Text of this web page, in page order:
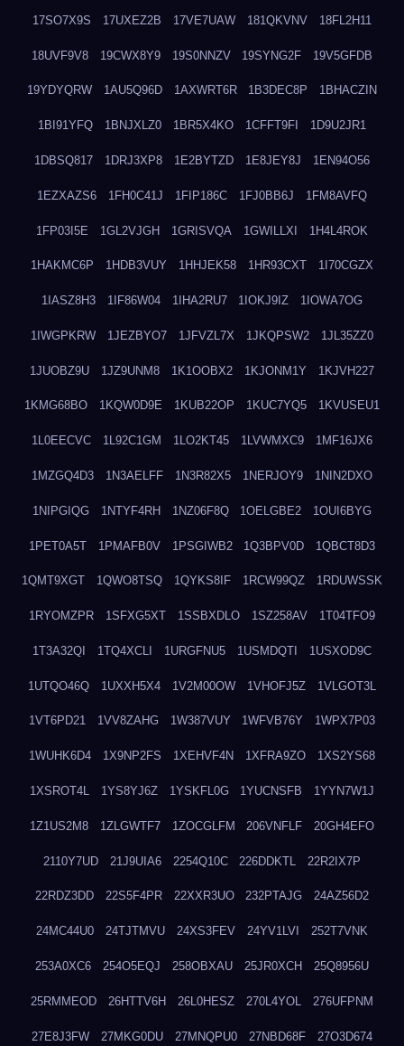
17SO7X9S 17UXEZ2B 17VE7UAW 181QKVNV 18FL2H11
18UVF9V8 19CWX8Y9 19S0NNZV 19SYNG2F 19V5GFDB
19YDYQRW 1AU5Q96D 1AXWRT6R 1B3DEC8P 1BHACZIN
1BI91YFQ 1BNJXLZ0 1BR5X4KO 1CFFT9FI 1D9U2JR1
1DBSQ817 1DRJ3XP8 1E2BYTZD 1E8JEY8J 1EN94O56
1EZXAZS6 1FH0C41J 1FIP186C 1FJ0BB6J 1FM8AVFQ
1FP03I5E 1GL2VJGH 1GRISVQA 1GWILLXI 1H4L4ROK
1HAKMC6P 1HDB3VUY 1HHJEK58 1HR93CXT 1I70CGZX
1IASZ8H3 1IF86W04 1IHA2RU7 1IOKJ9IZ 1IOWA7OG
1IWGPKRW 1JEZBYO7 1JFVZL7X 1JKQPSW2 1JL35ZZ0
1JUOBZ9U 1JZ9UNM8 1K1OOBX2 1KJONM1Y 1KJVH227
1KMG68BO 1KQW0D9E 1KUB22OP 1KUC7YQ5 1KVUSEU1
1L0EECVC 1L92C1GM 1LO2KT45 1LVWMXC9 1MF16JX6
1MZGQ4D3 1N3AELFF 1N3R82X5 1NERJOY9 1NIN2DXO
1NIPGIQG 1NTYF4RH 1NZ06F8Q 1OELGBE2 1OUI6BYG
1PET0A5T 1PMAFB0V 1PSGIWB2 1Q3BPV0D 1QBCT8D3
1QMT9XGT 1QWO8TSQ 1QYKS8IF 1RCW99QZ 1RDUWSSK
1RYOMZPR 1SFXG5XT 1SSBXDLO 1SZ258AV 1T04TFO9
1T3A32QI 1TQ4XCLI 1URGFNU5 1USMDQTI 1USXOD9C
1UTQO46Q 1UXXH5X4 1V2M00OW 1VHOFJ5Z 1VLGOT3L
1VT6PD21 1VV8ZAHG 1W387VUY 1WFVB76Y 1WPX7P03
1WUHK6D4 1X9NP2FS 1XEHVF4N 1XFRA9ZO 1XS2YS68
1XSROT4L 1YS8YJ6Z 1YSKFL0G 1YUCNSFB 1YYN7W1J
1Z1US2M8 1ZLGWTF7 1ZOCGLFM 206VNFLF 20GH4EFO
2110Y7UD 21J9UIA6 2254Q10C 226DDKTL 22R2IX7P
22RDZ3DD 22S5F4PR 22XXR3UO 232PTAJG 24AZ56D2
24MC44U0 24TJTMVU 24XS3FEV 24YV1LVI 252T7VNK
253A0XC6 254O5EQJ 258OBXAU 25JR0XCH 25Q8956U
25RMMEOD 26HTTV6H 26L0HESZ 270L4YOL 276UFPNM
27E8J3FW 27MKG0DU 27MNQPU0 27NBD68F 27O3D674